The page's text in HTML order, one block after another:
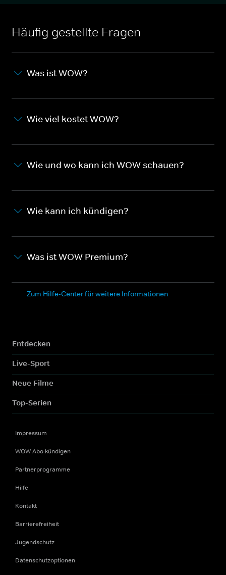
Häufig gestellte Fragen
Was ist WOW?
Wie viel kostet WOW?
Wie und wo kann ich WOW schauen?
Wie kann ich kündigen?
Was ist WOW Premium?
Zum Hilfe-Center für weitere Informationen
Entdecken
Live-Sport
Neue Filme
Top-Serien
Impressum
WOW Abo kündigen
Partnerprogramme
Hilfe
Kontakt
Barrierefreiheit
Jugendschutz
Datenschutzoptionen